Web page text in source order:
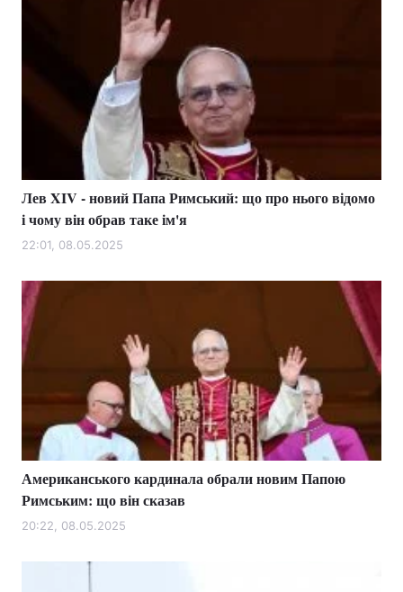
Лев XIV - новий Папа Римський: що про нього відомо
і чому він обрав таке ім'я
22:01, 08.05.2025
Американського кардинала обрали новим Папою
Римським: що він сказав
20:22, 08.05.2025